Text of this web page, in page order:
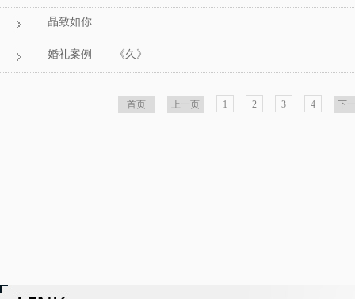
晶致如你
婚礼案例——《久》
首页 上一页 1 2 3 4 下